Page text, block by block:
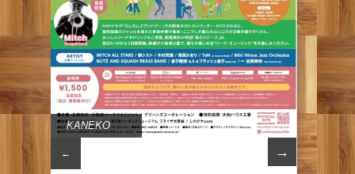
KANEKO
← →